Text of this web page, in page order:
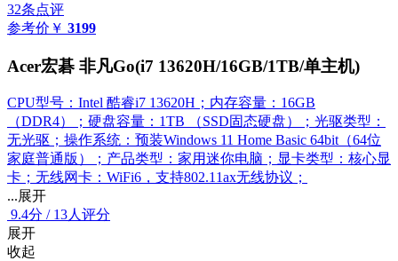
32条点评
参考价 ￥ 3199
Acer宏碁 非凡Go(i7 13620H/16GB/1TB/单主机)
CPU型号：Intel 酷睿i7 13620H；内存容量：16GB
（DDR4）；硬盘容量：1TB （SSD固态硬盘）；光驱类型：
无光驱；操作系统：预装Windows 11 Home Basic 64bit（64位
家庭普通版）；产品类型：家用迷你电脑；显卡类型：核心显
卡；无线网卡：WiFi6，支持802.11ax无线协议；
...展开
9.4分 / 13人评分
展开
收起